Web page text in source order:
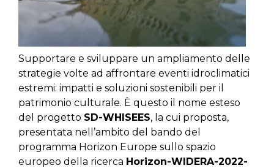
Supportare e sviluppare un ampliamento delle
strategie volte ad affrontare eventi idroclimatici
estremi: impatti e soluzioni sostenibili per il
patrimonio culturale. È questo il nome esteso
del progetto SD-WHISEES, la cui proposta,
presentata nell’ambito del bando del
programma Horizon Europe sullo spazio
europeo della ricerca Horizon-WIDERA-2022-